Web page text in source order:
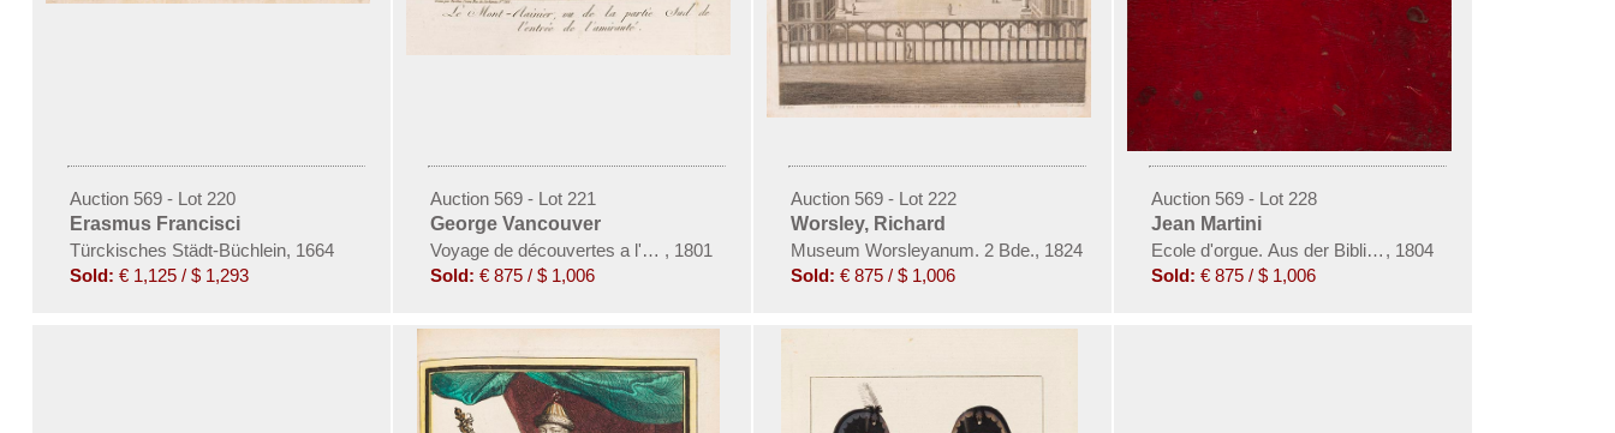
Auction 569 - Lot 220
Erasmus Francisci
Türckisches Städt-Büchlein, 1664
Sold: € 1,125 / $ 1,293
Auction 569 - Lot 221
George Vancouver
Voyage de découvertes a l'océan pacifique du nord. 6 Bde. in 3
, 1801
Sold: € 875 / $ 1,006
Auction 569 - Lot 222
Worsley, Richard
Museum Worsleyanum. 2 Bde., 1824
Sold: € 875 / $ 1,006
Auction 569 - Lot 228
Jean Martini
Ecole d'orgue. Aus der Bibliothek Napoleon I.
, 1804
Sold: € 875 / $ 1,006